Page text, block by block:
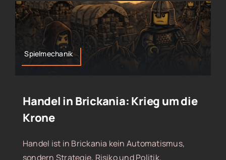
Spielmechanik
Handel in Brickania: Krieg um die
Krone
Handel ist in Brickania kein Automatismus,
sondern Strategie, Risiko und Politik.